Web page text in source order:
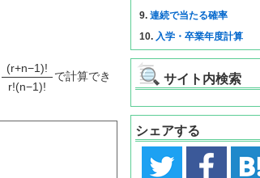
(r+n−1)!
r!(n−1)!
で計算でき
9. 連続で当たる確率
10. 入学・卒業年度計算
サイト内検索
シェアする